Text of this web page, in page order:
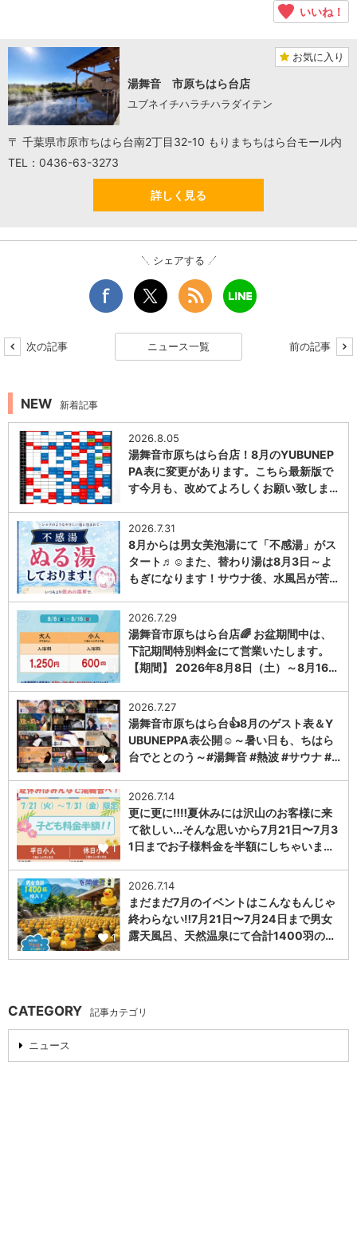
いいね！
お気に入り
湯舞音 市原ちはら台店
ユブネイチハラチハラダイテン
〒 千葉県市原市ちはら台南2丁目32-10 もりまちちはら台モール内
TEL：0436-63-3273
詳しく見る
シェアする
次の記事 ニュース一覧 前の記事
NEW 新着記事
1
2026.8.05
湯舞音市原ちはら台店！8月のYUBUNEP
PA表に変更があります。こちら最新版で
す今月も、改めてよろしくお願い致しま…
1
2026.7.31
8月からは男女美泡湯にて「不感湯」がス
タート♬☺また、替わり湯は8月3日～よ
もぎになります！サウナ後、水風呂が苦…
1
2026.7.29
湯舞音市原ちはら台店🌈 お盆期間中は、
下記期間特別料金にて営業いたします。
【期間】 2026年8月8日（土）～8月16…
1
2026.7.27
湯舞音市原ちはら台👍8月のゲスト表＆Y
UBUNEPPA表公開☺～暑い日も、ちはら
台でととのう～#湯舞音 #熱波 #サウナ #…
1
2026.7.14
更に更に‼️‼️夏休みには沢山のお客様に来
て欲しい...そんな思いから7月21日〜7月3
1日までお子様料金を半額にしちゃいま…
1
2026.7.14
まだまだ7月のイベントはこんなもんじゃ
終わらない‼️7月21日〜7月24日まで男女
露天風呂、天然温泉にて合計1400羽の…
CATEGORY 記事カテゴリ
ニュース